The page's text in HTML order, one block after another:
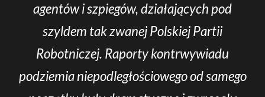
agentów i szpiegów, działających pod
szyldem tak zwanej Polskiej Partii
Robotniczej. Raporty kontrwywiadu
podziemia niepodległościowego od samego